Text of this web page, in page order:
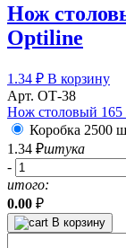
Нож
Optiline
1.34 ₽ В корзину
Арт. ОТ-38
Нож столовый 165
Коробка 2500
1.34 ₽штука
-
итого:
0.00 ₽
В корзину